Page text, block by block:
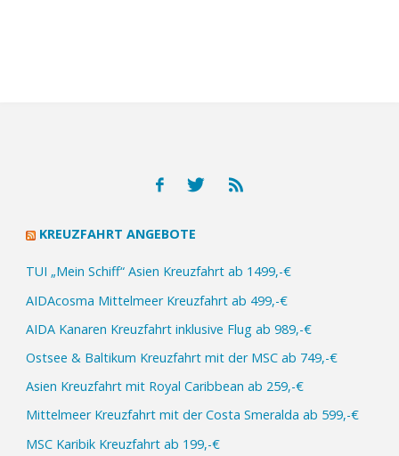
KREUZFAHRT ANGEBOTE
TUI „Mein Schiff“ Asien Kreuzfahrt ab 1499,-€
AIDAcosma Mittelmeer Kreuzfahrt ab 499,-€
AIDA Kanaren Kreuzfahrt inklusive Flug ab 989,-€
Ostsee & Baltikum Kreuzfahrt mit der MSC ab 749,-€
Asien Kreuzfahrt mit Royal Caribbean ab 259,-€
Mittelmeer Kreuzfahrt mit der Costa Smeralda ab 599,-€
MSC Karibik Kreuzfahrt ab 199,-€